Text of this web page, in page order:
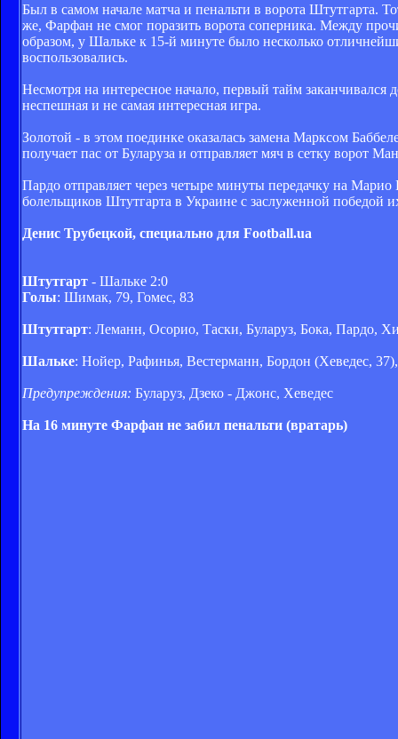
Был в самом начале матча и пенальти в ворота Штутгарта.
же, Фарфан не смог поразить ворота соперника. Между
образом, у Шальке к 15-й минуте было несколько
воспользовались.
Несмотря на интересное начало, первый тайм заканчивался
неспешная и не самая интересная игра.
Золотой - в этом поединке оказалась замена Марксом
получает пас от Буларуза и отправляет мяч в сетку ворот
Пардо отправляет через четыре минуты передачку на
болельщиков Штутгарта в Украине с заслуженной победой
Денис Трубецкой, специально для Football.ua
Штутгарт - Шальке 2:0
Голы: Шимак, 79, Гомес, 83
Штутгарт: Леманн, Осорио, Таски, Буларуз, Бока, Пардо,
Шальке: Нойер, Рафинья, Вестерманн, Бордон (Хеведес,
Предупреждения: Буларуз, Дзеко - Джонс, Хеведес
На 16 минуте Фарфан не забил пенальти (вратарь)